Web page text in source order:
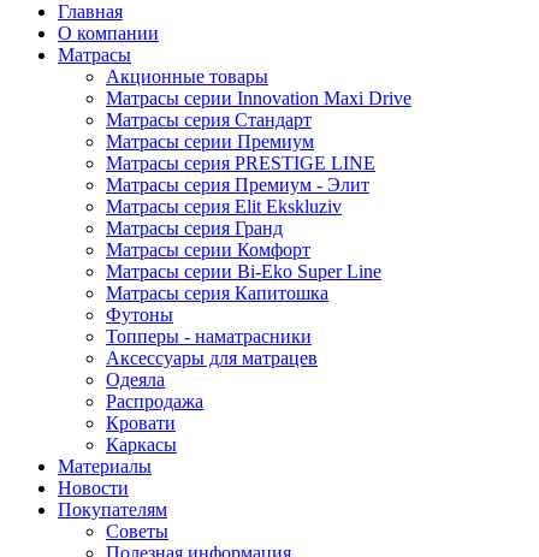
Главная
О компании
Матрасы
Акционные товары
Матрасы серии Innovation Maxi Drive
Матрасы серия Стандарт
Матрасы серии Премиум
Матрасы серия PRESTIGE LINE
Матрасы серия Премиум - Элит
Матрасы серия Elit Ekskluziv
Матрасы серия Гранд
Матрасы серии Комфорт
Матрасы серии Bi-Eko Super Line
Матрасы серия Капитошка
Футоны
Топперы - наматрасники
Аксессуары для матрацев
Одеяла
Распродажа
Кровати
Каркасы
Материалы
Новости
Покупателям
Советы